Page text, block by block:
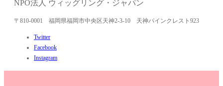
NPO法人 ウィッグリング・ジャパン
〒810-0001 福岡県福岡市中央区天神2-3-10 天神パインクレスト923
Twitter
Facebook
Instagram